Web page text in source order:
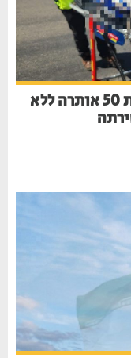
טרגדיה ביקנעם עילית: אישה בת 50 אותרה ללא